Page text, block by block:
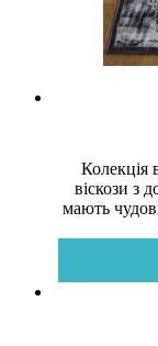
Колекція
віскози з
мають